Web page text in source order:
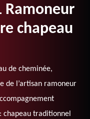
Ramoneur
chapeau
de cheminée,
de l’artisan ramoneur
chapeau traditionnel